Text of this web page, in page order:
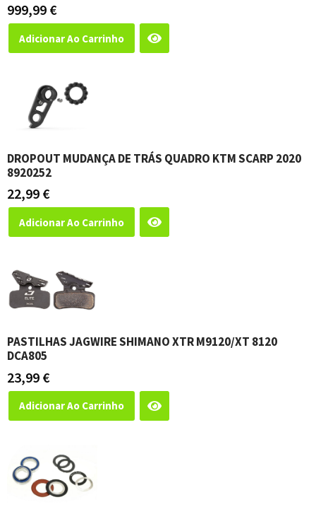
999,99 €
Adicionar Ao Carrinho
DROPOUT MUDANÇA DE TRÁS QUADRO KTM SCARP 2020
8920252
22,99 €
Adicionar Ao Carrinho
PASTILHAS JAGWIRE SHIMANO XTR M9120/XT 8120
DCA805
23,99 €
Adicionar Ao Carrinho